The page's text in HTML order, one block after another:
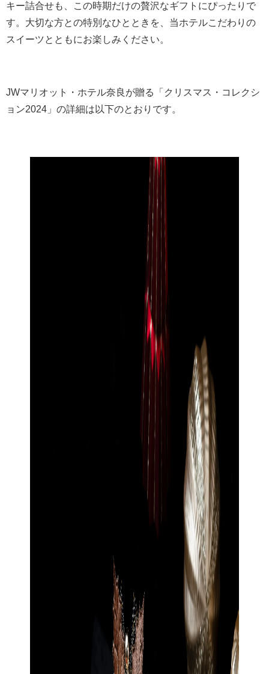
キー詰合せも、この時期だけの贅沢なギフトにぴったりで
す。大切な方との特別なひとときを、当ホテルこだわりの
スイーツとともにお楽しみください。
JWマリオット・ホテル奈良が贈る「クリスマス・コレクシ
ョン2024」の詳細は以下のとおりです。